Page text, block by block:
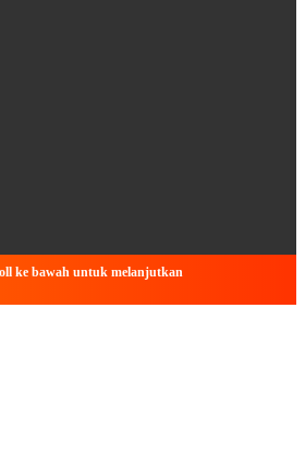
ke bawah untuk melanjutkan